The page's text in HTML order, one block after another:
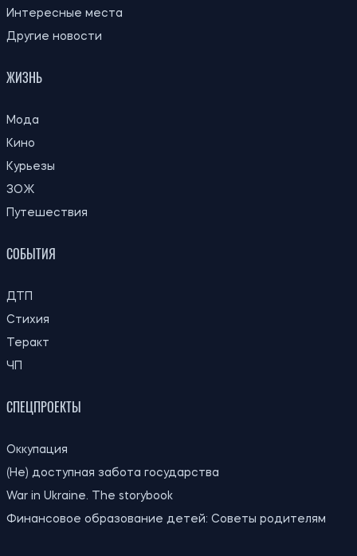
Интересные места
Другие новости
ЖИЗНЬ
Мода
Кино
Курьезы
ЗОЖ
Путешествия
СОБЫТИЯ
ДТП
Стихия
Теракт
ЧП
СПЕЦПРОЕКТЫ
Оккупация
(Не) доступная забота государства
War in Ukraine. The storybook
Финансовое образование детей: Советы родителям